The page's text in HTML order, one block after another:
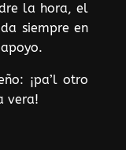
la hora, el
siempre en
¡pa’l otro
vera!